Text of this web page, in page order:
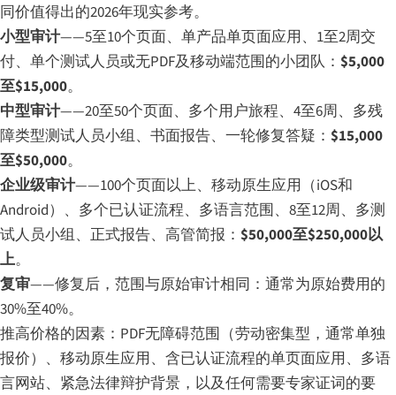
同价值得出的2026年现实参考。
小型审计——5至10个页面、单产品单页面应用、1至2周交
付、单个测试人员或无PDF及移动端范围的小团队： $5,000
至$15,000。
中型审计——20至50个页面、多个用户旅程、4至6周、多残
障类型测试人员小组、书面报告、一轮修复答疑： $15,000
至$50,000。
企业级审计——100个页面以上、移动原生应用（iOS和
Android）、多个已认证流程、多语言范围、8至12周、多测
试人员小组、正式报告、高管简报： $50,000至$250,000以
上。
复审——修复后，范围与原始审计相同：通常为原始费用的
30%至40%。
推高价格的因素：PDF无障碍范围（劳动密集型，通常单独
报价）、移动原生应用、含已认证流程的单页面应用、多语
言网站、紧急法律辩护背景，以及任何需要专家证词的要